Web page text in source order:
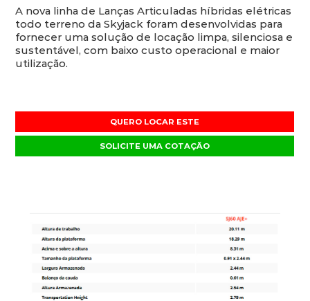
A nova linha de Lanças Articuladas híbridas elétricas
todo terreno da Skyjack foram desenvolvidas para
fornecer uma solução de locação limpa, silenciosa e
sustentável, com baixo custo operacional e maior
utilização.
QUERO LOCAR ESTE
SOLICITE UMA COTAÇÃO